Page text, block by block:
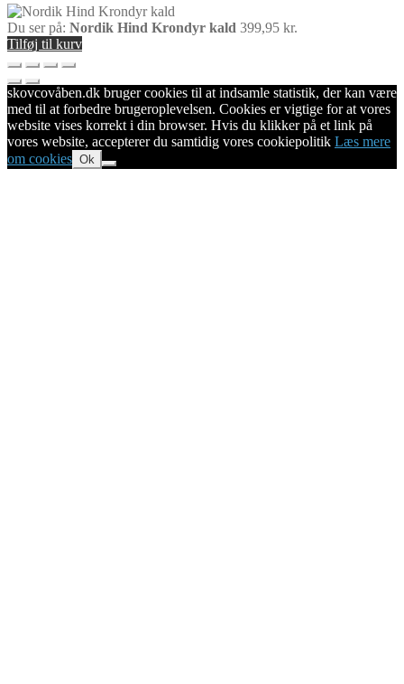
Du ser på: Nordik Hind Krondyr kald 399,95 kr.
Tilføj til kurv
skovcovåben.dk bruger cookies til at indsamle statistik, der kan være
med til at forbedre brugeroplevelsen. Cookies er vigtige for at vores
website vises korrekt i din browser. Hvis du klikker på et link på
vores website, accepterer du samtidig vores cookiepolitik Læs mere
om cookies Ok